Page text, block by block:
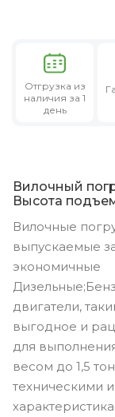
Отгрузка из
наличия за 1
день
Вилочный
Высота
Вилочные
выпускаемые
экономичные
двигатели,
выгодное и
для
весом до 1,5
техническими